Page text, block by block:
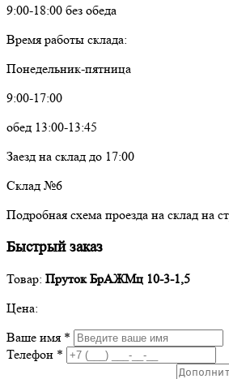
9:00-18:00 без обеда
Время работы склада:
Понедельник-пятница
9:00-17:00
обед 13:00-13:45
Заезд на склад до 17:00
Склад №6
Подробная схема проезда на склад на
Быстрый заказ
Товар: Пруток БрАЖМц 10-3-1,5
Цена:
Ваше имя *
Телефон *